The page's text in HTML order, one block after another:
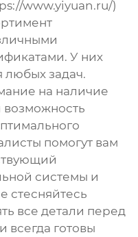
www.yiyuan.ru/)
У них
задач.
на наличие
помогут вам
системы и
стесняйтесь
все детали перед
всегда готовы